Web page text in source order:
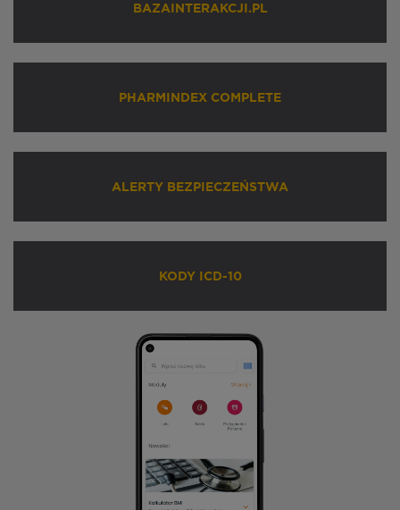
BAZAINTERAKCJI.PL
PHARMINDEX COMPLETE
ALERTY BEZPIECZEŃSTWA
KODY ICD-10